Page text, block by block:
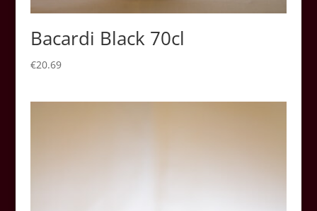
Bacardi Black 70cl
€20.69